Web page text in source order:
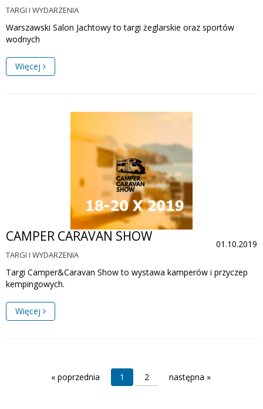
TARGI I WYDARZENIA
Warszawski Salon Jachtowy to targi żeglarskie oraz sportów
wodnych
Więcej
01.10.2019
CAMPER CARAVAN SHOW
TARGI I WYDARZENIA
Targi Camper&Caravan Show to wystawa kamperów i przyczep
kempingowych.
Więcej
« poprzednia 1 2 następna »